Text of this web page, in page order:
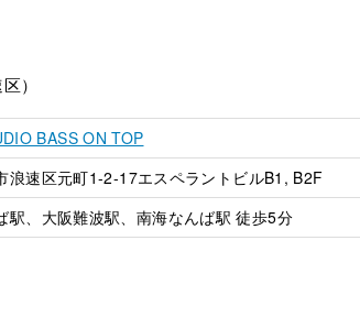
）
BASS ON TOP
浪速区元町1-2-17エスペラントビルB1, B2F
駅、大阪難波駅、南海なんば駅 徒歩5分